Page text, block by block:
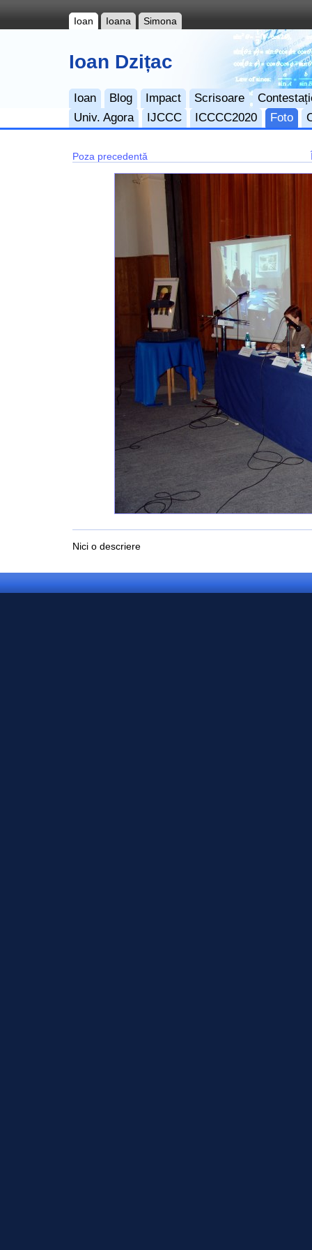
Ioan Ioana Simona
Ioan Dzițac
Ioan Blog Impact Scrisoare
Univ. Agora
IJCCC ICCCC2020 Foto
Poza precedentă
Nici o descriere